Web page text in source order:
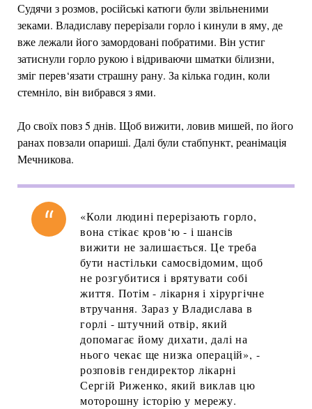
Судячи з розмов, російські катюги були звільненими
зеками. Владиславу перерізали горло і кинули в яму, де
вже лежали його замордовані побратими. Він устиг
затиснули горло рукою і відриваючи шматки білизни,
зміг перев‘язати страшну рану. За кілька годин, коли
стемніло, він вибрався з ями.
До своїх повз 5 днів. Щоб вижити, ловив мишей, по його
ранах повзали опариші. Далі були стабпункт, реанімація
Мечникова.
«Коли людині перерізають горло,
вона стікає кров‘ю - і шансів
вижити не залишається. Це треба
бути настільки самосвідомим, щоб
не розгубитися і врятувати собі
життя. Потім - лікарня і хірургічне
втручання. Зараз у Владислава в
горлі - штучний отвір, який
допомагає йому дихати, далі на
нього чекає ще низка операцій», -
розповів гендиректор лікарні
Сергій Риженко, який виклав цю
моторошну історію у мережу.